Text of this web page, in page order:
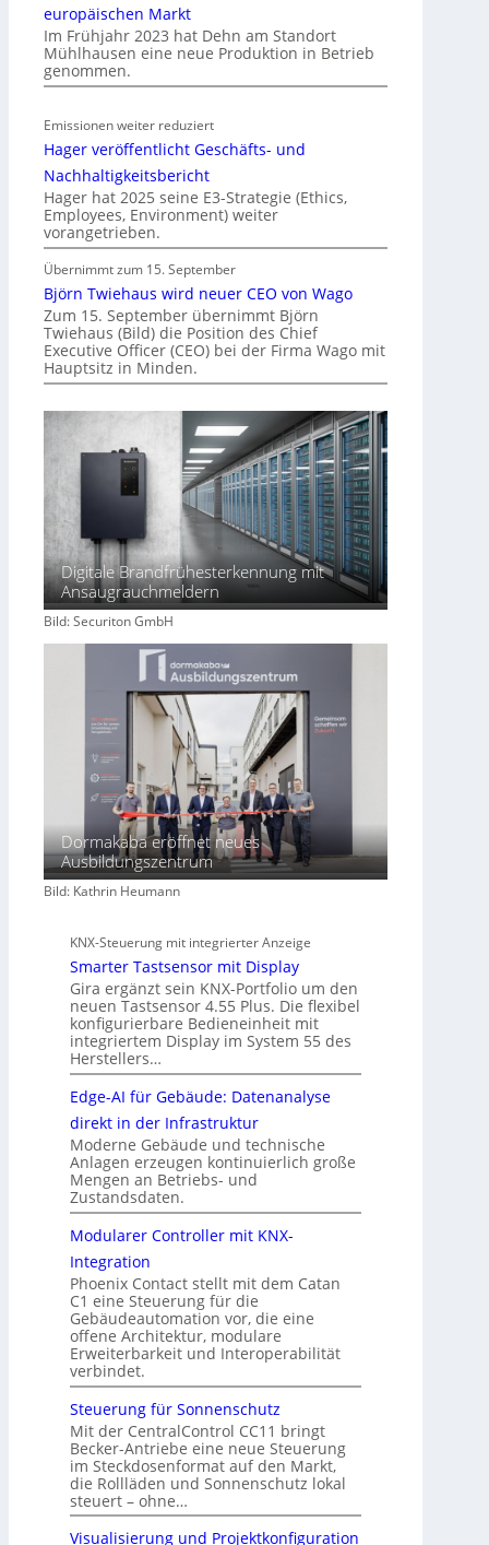
l
i
t
ä
i
n
d
e
r
m
m
o
b
i
l
w
s
c
h
t
europäischen Markt
Im Frühjahr 2023 hat Dehn am Standort
Mühlhausen eine neue Produktion in Betrieb
genommen.
Emissionen weiter reduziert
Hager veröffentlicht Geschäfts- und
Nachhaltigkeitsbericht
Hager hat 2025 seine E3-Strategie (Ethics,
Employees, Environment) weiter
vorangetrieben.
Übernimmt zum 15. September
Björn Twiehaus wird neuer CEO von Wago
Zum 15. September übernimmt Björn
Twiehaus (Bild) die Position des Chief
Executive Officer (CEO) bei der Firma Wago mit
Hauptsitz in Minden.
Digitale Brandfrühesterkennung mit
Ansaugrauchmeldern
Bild: Securiton GmbH
Dormakaba eröffnet neues
Ausbildungszentrum
Bild: Kathrin Heumann
KNX-Steuerung mit integrierter Anzeige
Smarter Tastsensor mit Display
Gira ergänzt sein KNX-Portfolio um den
neuen Tastsensor 4.55 Plus. Die flexibel
konfigurierbare Bedieneinheit mit
integriertem Display im System 55 des
Herstellers…
Edge-AI für Gebäude: Datenanalyse
direkt in der Infrastruktur
Moderne Gebäude und technische
Anlagen erzeugen kontinuierlich große
Mengen an Betriebs- und
Zustandsdaten.
Modularer Controller mit KNX-
Integration
Phoenix Contact stellt mit dem Catan
C1 eine Steuerung für die
Gebäudeautomation vor, die eine
offene Architektur, modulare
Erweiterbarkeit und Interoperabilität
verbindet.
Steuerung für Sonnenschutz
Mit der CentralControl CC11 bringt
Becker-Antriebe eine neue Steuerung
im Steckdosenformat auf den Markt,
die Rollläden und Sonnenschutz lokal
steuert – ohne…
Visualisierung und Projektkonfiguration